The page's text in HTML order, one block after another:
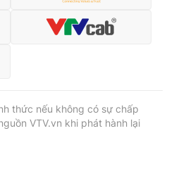
thức nếu không có sự chấp
VTV.vn khi phát hành lại